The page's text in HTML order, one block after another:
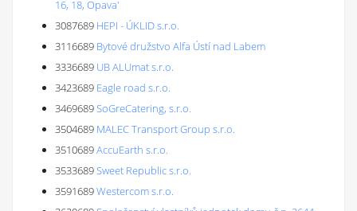
16, 18, Opava'
3087689 HEPI - ÚKLID s.r.o.
3116689 Bytové družstvo Alfa Ústí nad Labem
3336689 UB ALUmat s.r.o.
3423689 Eagle road s.r.o.
3469689SoGreCatering, s.r.o.
3504689 MALEC Transport Group s.r.o.
3510689AccuEarth s.r.o.
3533689Sweet Republic s.r.o.
3591689Westercom s.r.o.